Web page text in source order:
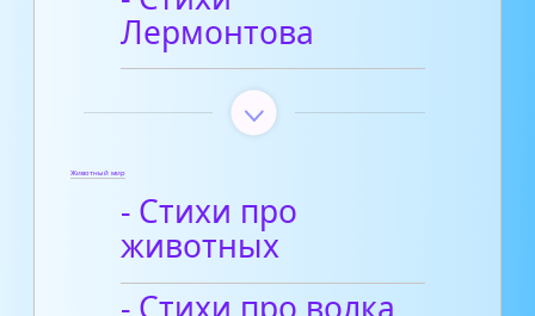
Лермонтова
Животный мир
- Стихи про
животных